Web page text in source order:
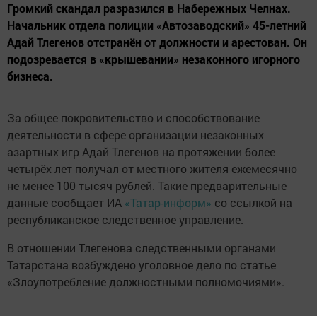
Громкий скандал разразился в Набережных Челнах.
Начальник отдела полиции «Автозаводский» 45-летний
Адай Тлегенов отстранён от должности и арестован. Он
подозревается в «крышевании» незаконного игорного
бизнеса.
За общее покровительство и способствование
деятельности в сфере организации незаконных
азартных игр Адай Тлегенов на протяжении более
четырёх лет получал от местного жителя ежемесячно
не менее 100 тысяч рублей. Такие предварительные
данные сообщает ИА «Татар-информ» со ссылкой на
республиканское следственное управление.
В отношении Тлегенова следственными органами
Татарстана возбуждено уголовное дело по статье
«Злоупотребление должностными полномочиями».